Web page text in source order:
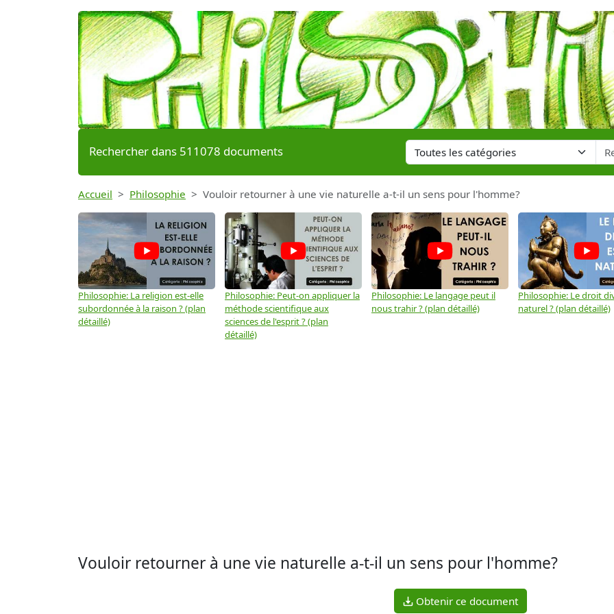
Rechercher dans 511078 documents
Accueil Philosophie Vouloir retourner à une vie naturelle a-t-il un sens pour l'homme?
Philosophie: La religion est-elle
subordonnée à la raison ? (plan
détaillé)
Philosophie: Peut-on appliquer la
méthode scientifique aux
sciences de l'esprit ? (plan
détaillé)
Philosophie: Le langage peut il
nous trahir ? (plan détaillé)
Philosophie: Le droit
naturel ? (plan détaillé)
Vouloir retourner à une vie naturelle a-t-il un sens pour l'homme?
Obtenir ce document